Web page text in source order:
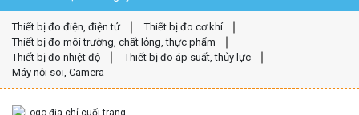
Thiết bị đo điện, điện tử
Thiết bị đo cơ khí
Thiết bị đo môi trường, chất lỏng, thực phẩm
Thiết bị đo nhiệt độ
Thiết bị đo áp suất, thủy lực
Máy nội soi, Camera